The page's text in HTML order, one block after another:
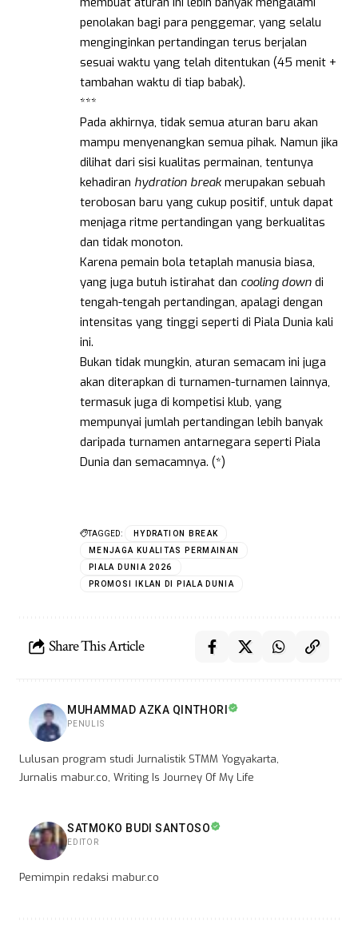
penolakan bagi para penggemar, yang selalu
menginginkan pertandingan terus berjalan
sesuai waktu yang telah ditentukan (45 menit +
tambahan waktu di tiap babak).
***
Pada akhirnya, tidak semua aturan baru akan
mampu menyenangkan semua pihak. Namun jika
dilihat dari sisi kualitas permainan, tentunya
kehadiran hydration break merupakan sebuah
terobosan baru yang cukup positif, untuk dapat
menjaga ritme pertandingan yang berkualitas
dan tidak monoton.
Karena pemain bola tetaplah manusia biasa,
yang juga butuh istirahat dan cooling down di
tengah-tengah pertandingan, apalagi dengan
intensitas yang tinggi seperti di Piala Dunia kali
ini.
Bukan tidak mungkin, aturan semacam ini juga
akan diterapkan di turnamen-turnamen lainnya,
termasuk juga di kompetisi klub, yang
mempunyai jumlah pertandingan lebih banyak
daripada turnamen antarnegara seperti Piala
Dunia dan semacamnya. (*)
TAGGED:
HYDRATION BREAK
MENJAGA KUALITAS PERMAINAN
PIALA DUNIA 2026
PROMOSI IKLAN DI PIALA DUNIA
Share This Article
MUHAMMAD AZKA QINTHORI
PENULIS
Lulusan program studi Jurnalistik STMM Yogyakarta,
Jurnalis mabur.co, Writing Is Journey Of My Life
SATMOKO BUDI SANTOSO
EDITOR
Pemimpin redaksi mabur.co